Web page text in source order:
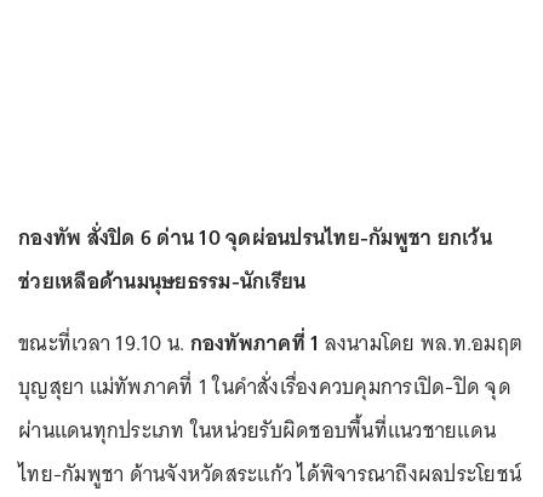
กองทัพ สั่งปิด 6 ด่าน 10 จุดผ่อนปรนไทย-กัมพูชา ยกเว้น
ช่วยเหลือด้านมนุษยธรรม-นักเรียน
ขณะที่เวลา 19.10 น. กองทัพภาคที่ 1 ลงนามโดย พล.ท.อมฤต
บุญสุยา แม่ทัพภาคที่ 1 ในคำสั่งเรื่องควบคุมการเปิด-ปิด จุด
ผ่านแดนทุกประเภท ในหน่วยรับผิดชอบพื้นที่แนวชายแดน
ไทย-กัมพูชา ด้านจังหวัดสระแก้ว ได้พิจารณาถึงผลประโยชน์